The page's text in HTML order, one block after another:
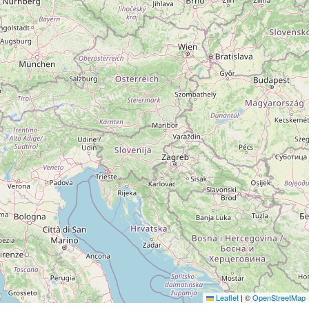
Leaflet | ©OpenStreetMap